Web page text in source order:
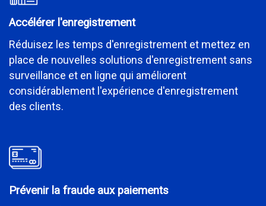
Accélérer l'enregistrement
Réduisez les temps d'enregistrement et mettez en
place de nouvelles solutions d'enregistrement sans
surveillance et en ligne qui améliorent
considérablement l'expérience d'enregistrement
des clients.
Prévenir la fraude aux paiements